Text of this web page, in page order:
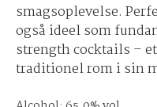
smagsoplevelse.
også ideel som
strength cocktails –
traditionel rom i sin